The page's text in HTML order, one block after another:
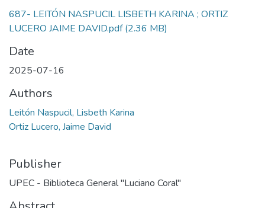
687- LEITÓN NASPUCIL LISBETH KARINA ; ORTIZ
LUCERO JAIME DAVID.pdf(2.36 MB)
Date
2025-07-16
Authors
Leitón Naspucil, Lisbeth Karina
Ortiz Lucero, Jaime David
Publisher
UPEC - Biblioteca General "Luciano Coral"